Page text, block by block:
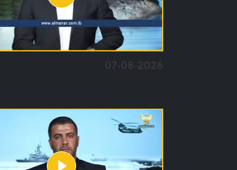
07-08-2026